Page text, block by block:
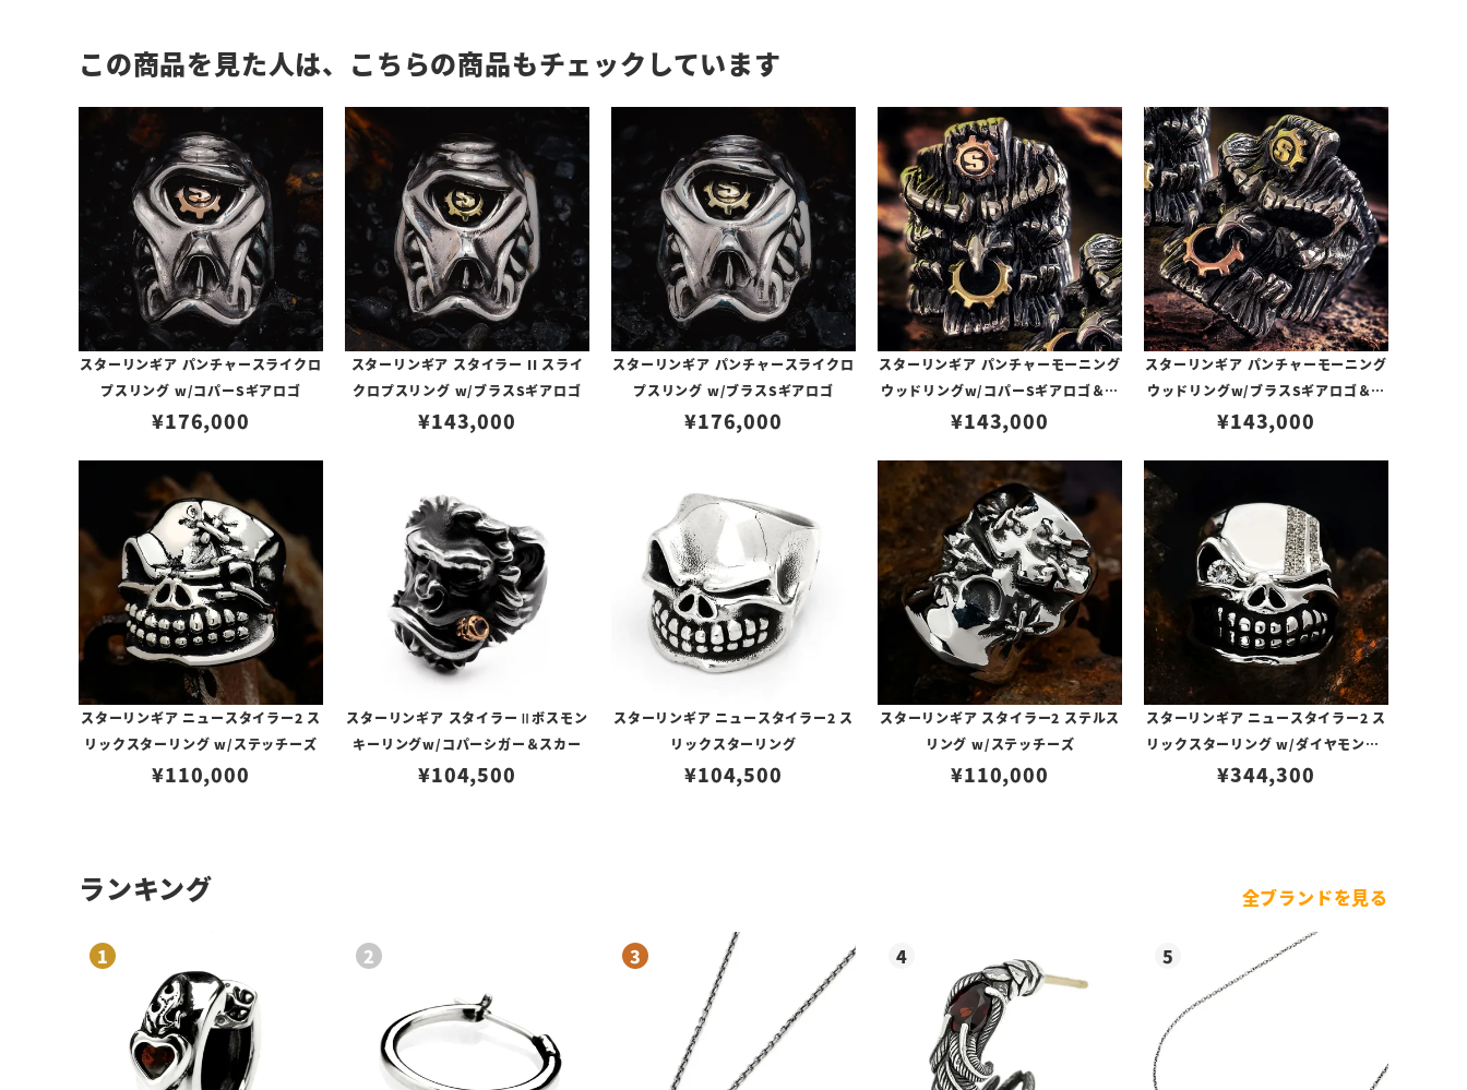
この商品を見た人は、こちらの商品もチェックしています
スターリンギア パンチャースライクロ
プスリング w/コパーSギアロゴ
¥176,000
スターリンギア スタイラー II スライ
クロプスリング w/ブラスSギアロゴ
¥143,000
スターリンギア パンチャースライクロ
プスリング w/ブラスSギアロゴ
¥176,000
スターリンギア パンチャーモーニング
ウッドリングw/コパーSギアロゴ＆ブ
ラスギア
¥143,000
スターリンギア パンチャーモーニング
ウッドリングw/ブラスSギアロゴ＆コ
パーギア
¥143,000
スターリンギア ニュースタイラー2 ス
リックスターリング w/ステッチーズ
¥110,000
スターリンギア スタイラーⅡボスモン
キーリングw/コパーシガー＆スカー
¥104,500
スターリンギア ニュースタイラー2 ス
リックスターリング
¥104,500
スターリンギア スタイラー2 ステルス
リング w/ステッチーズ
¥110,000
スターリンギア ニュースタイラー2 ス
リックスターリング w/ダイヤモンド/
2ラインダイヤモンドパヴェ
¥344,300
ランキング 全ブランドを見る